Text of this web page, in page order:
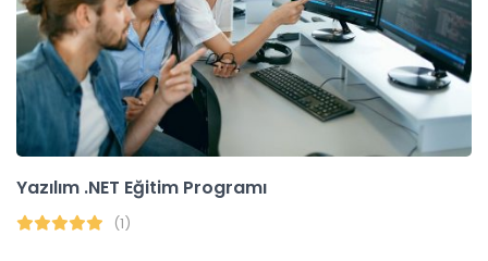
Yazılım .NET Eğitim Programı
(1)